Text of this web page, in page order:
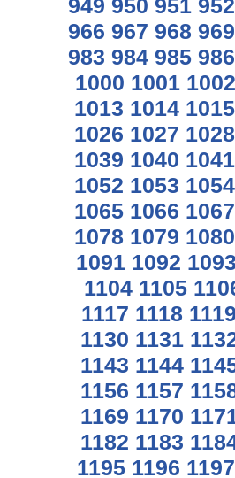
949 950 951 952
966 967 968 969
983 984 985 986
1000 1001 1002
1013 1014 1015
1026 1027 1028
1039 1040 1041
1052 1053 1054
1065 1066 1067
1078 1079 1080
1091 1092 1093
1104 1105
1117 1118 1119
1130 1131
1143 1144
1156 1157
1169 1170
1182 1183
1195 1196 1197